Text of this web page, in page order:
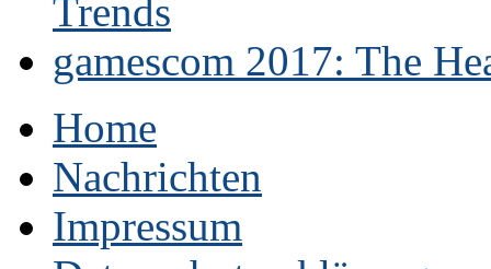
Trends
gamescom 2017: The
Home
Nachrichten
Impressum